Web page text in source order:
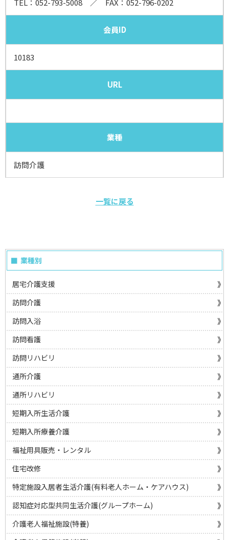
TEL： 052-793-5008 ／ FAX：052-796-0202
会員ID
10183
URL
業種
訪問介護
一覧に戻る
業種別
居宅介護支援
訪問介護
訪問入浴
訪問看護
訪問リハビリ
通所介護
通所リハビリ
短期入所生活介護
短期入所療養介護
福祉用具販売・レンタル
住宅改修
特定施設入居者生活介護(有料老人ホーム・ケアハウス)
認知症対応型共同生活介護(グループホーム)
介護老人福祉施設(特養)